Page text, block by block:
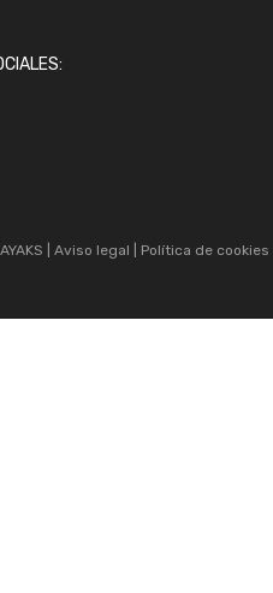
| Aviso legal Política de cookies